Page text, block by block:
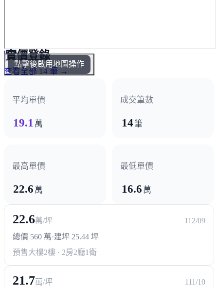
點擊後啟用地圖操作
實價登錄
查看全部 14 筆 →
平均單價
19.1 萬
成交筆數
14筆
最高單價
22.6 萬
最低單價
16.6 萬
22.6萬/坪
112/09
總價 560 萬·建坪 25.44 坪
預售大樓2樓 · 2房2廳1衛
21.7萬/坪
111/10